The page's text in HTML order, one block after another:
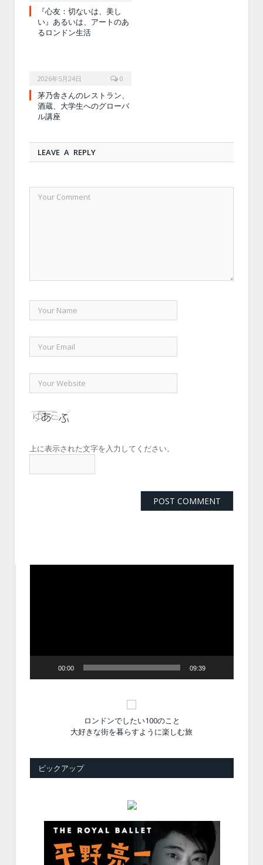
『心友：切ないは、美し
い』あるいは、アートのあ
るロンドン生活
2026年5月24日 0
茅乃舎さんのレストラン、
酒蔵、大学生へのグローバ
ル講座
LEAVE A REPLY
上に表示された文字を入力してください。
00:00 09:39
ロンドンでしたい100のこと
大好きな街を暮らすように楽しむ旅
ピックアップ